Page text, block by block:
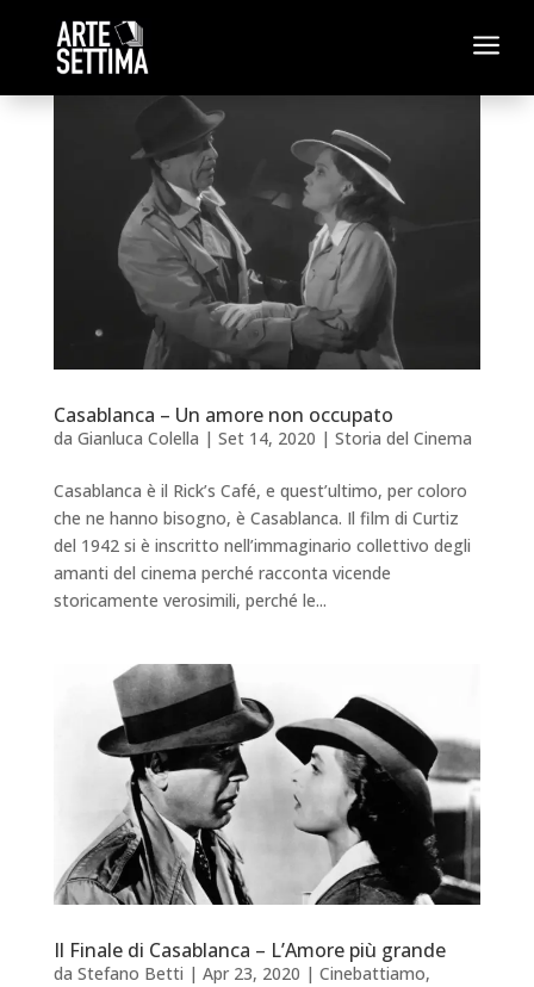
a
Casablanca – Un amore non occupato
da Gianluca Colella | Set 14, 2020 | Storia del Cinema
Casablanca è il Rick’s Café, e quest’ultimo, per coloro
che ne hanno bisogno, è Casablanca. Il film di Curtiz
del 1942 si è inscritto nell’immaginario collettivo degli
amanti del cinema perché racconta vicende
storicamente verosimili, perché le...
Il Finale di Casablanca – L’Amore più grande
da Stefano Betti | Apr 23, 2020 | Cinebattiamo,